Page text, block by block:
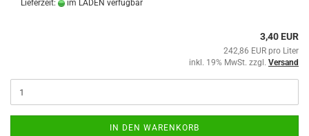
Lieferzeit: im LADEN verfügbar
3,40 EUR
242,86 EUR pro Liter
inkl. 19% MwSt. zzgl. Versand
IN DEN WARENKORB